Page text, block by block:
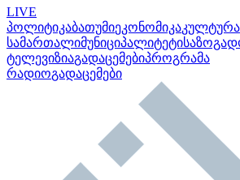
LIVE
პოლიტიკაბათუმიეკონომიკაკულტურა
სამართალიმუნიციპალიტეტი
ტელევიზიაგადაცემებიპროგრამა
რადიოგადაცემები